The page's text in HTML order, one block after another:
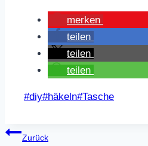
merken
teilen
teilen
teilen
Schlagworte:
#diy#häkeln#Tasche
Beitragsnavigation
Zurück